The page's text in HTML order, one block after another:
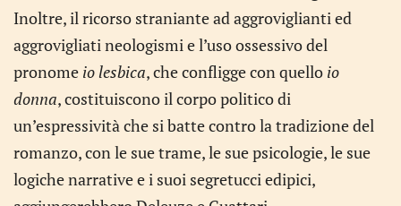
Inoltre, il ricorso straniante ad aggroviglianti ed
aggrovigliati neologismi e l’uso ossessivo del
pronome io lesbica, che confligge con quello io
donna, costituiscono il corpo politico di
un’espressività che si batte contro la tradizione del
romanzo, con le sue trame, le sue psicologie, le sue
logiche narrative e i suoi segretucci edipici,